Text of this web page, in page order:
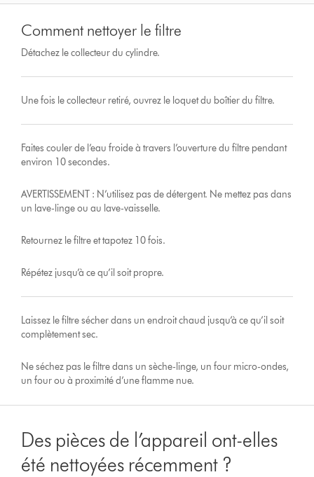
Comment nettoyer le filtre
Détachez le collecteur du cylindre.
Une fois le collecteur retiré, ouvrez le loquet du boîtier du filtre.
Faites couler de l’eau froide à travers l’ouverture du filtre pendant
environ 10 secondes.
AVERTISSEMENT : N’utilisez pas de détergent. Ne mettez pas dans
un lave-linge ou au lave-vaisselle.
Retournez le filtre et tapotez 10 fois.
Répétez jusqu’à ce qu’il soit propre.
Laissez le filtre sécher dans un endroit chaud jusqu’à ce qu’il soit
complètement sec.
Ne séchez pas le filtre dans un sèche-linge, un four micro-ondes,
un four ou à proximité d’une flamme nue.
Des pièces de l’appareil ont-elles
été nettoyées récemment ?